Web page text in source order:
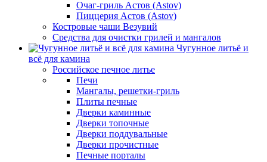
Очаг-гриль Астов (Astov)
Пиццерия Астов (Astov)
Костровые чаши Везувий
Средства для очистки грилей и мангалов
Чугунное литьё и
всё для камина
Российское печное литье
Печи
Мангалы, решетки-гриль
Плиты печные
Дверки каминные
Дверки топочные
Дверки поддувальные
Дверки прочистные
Печные порталы